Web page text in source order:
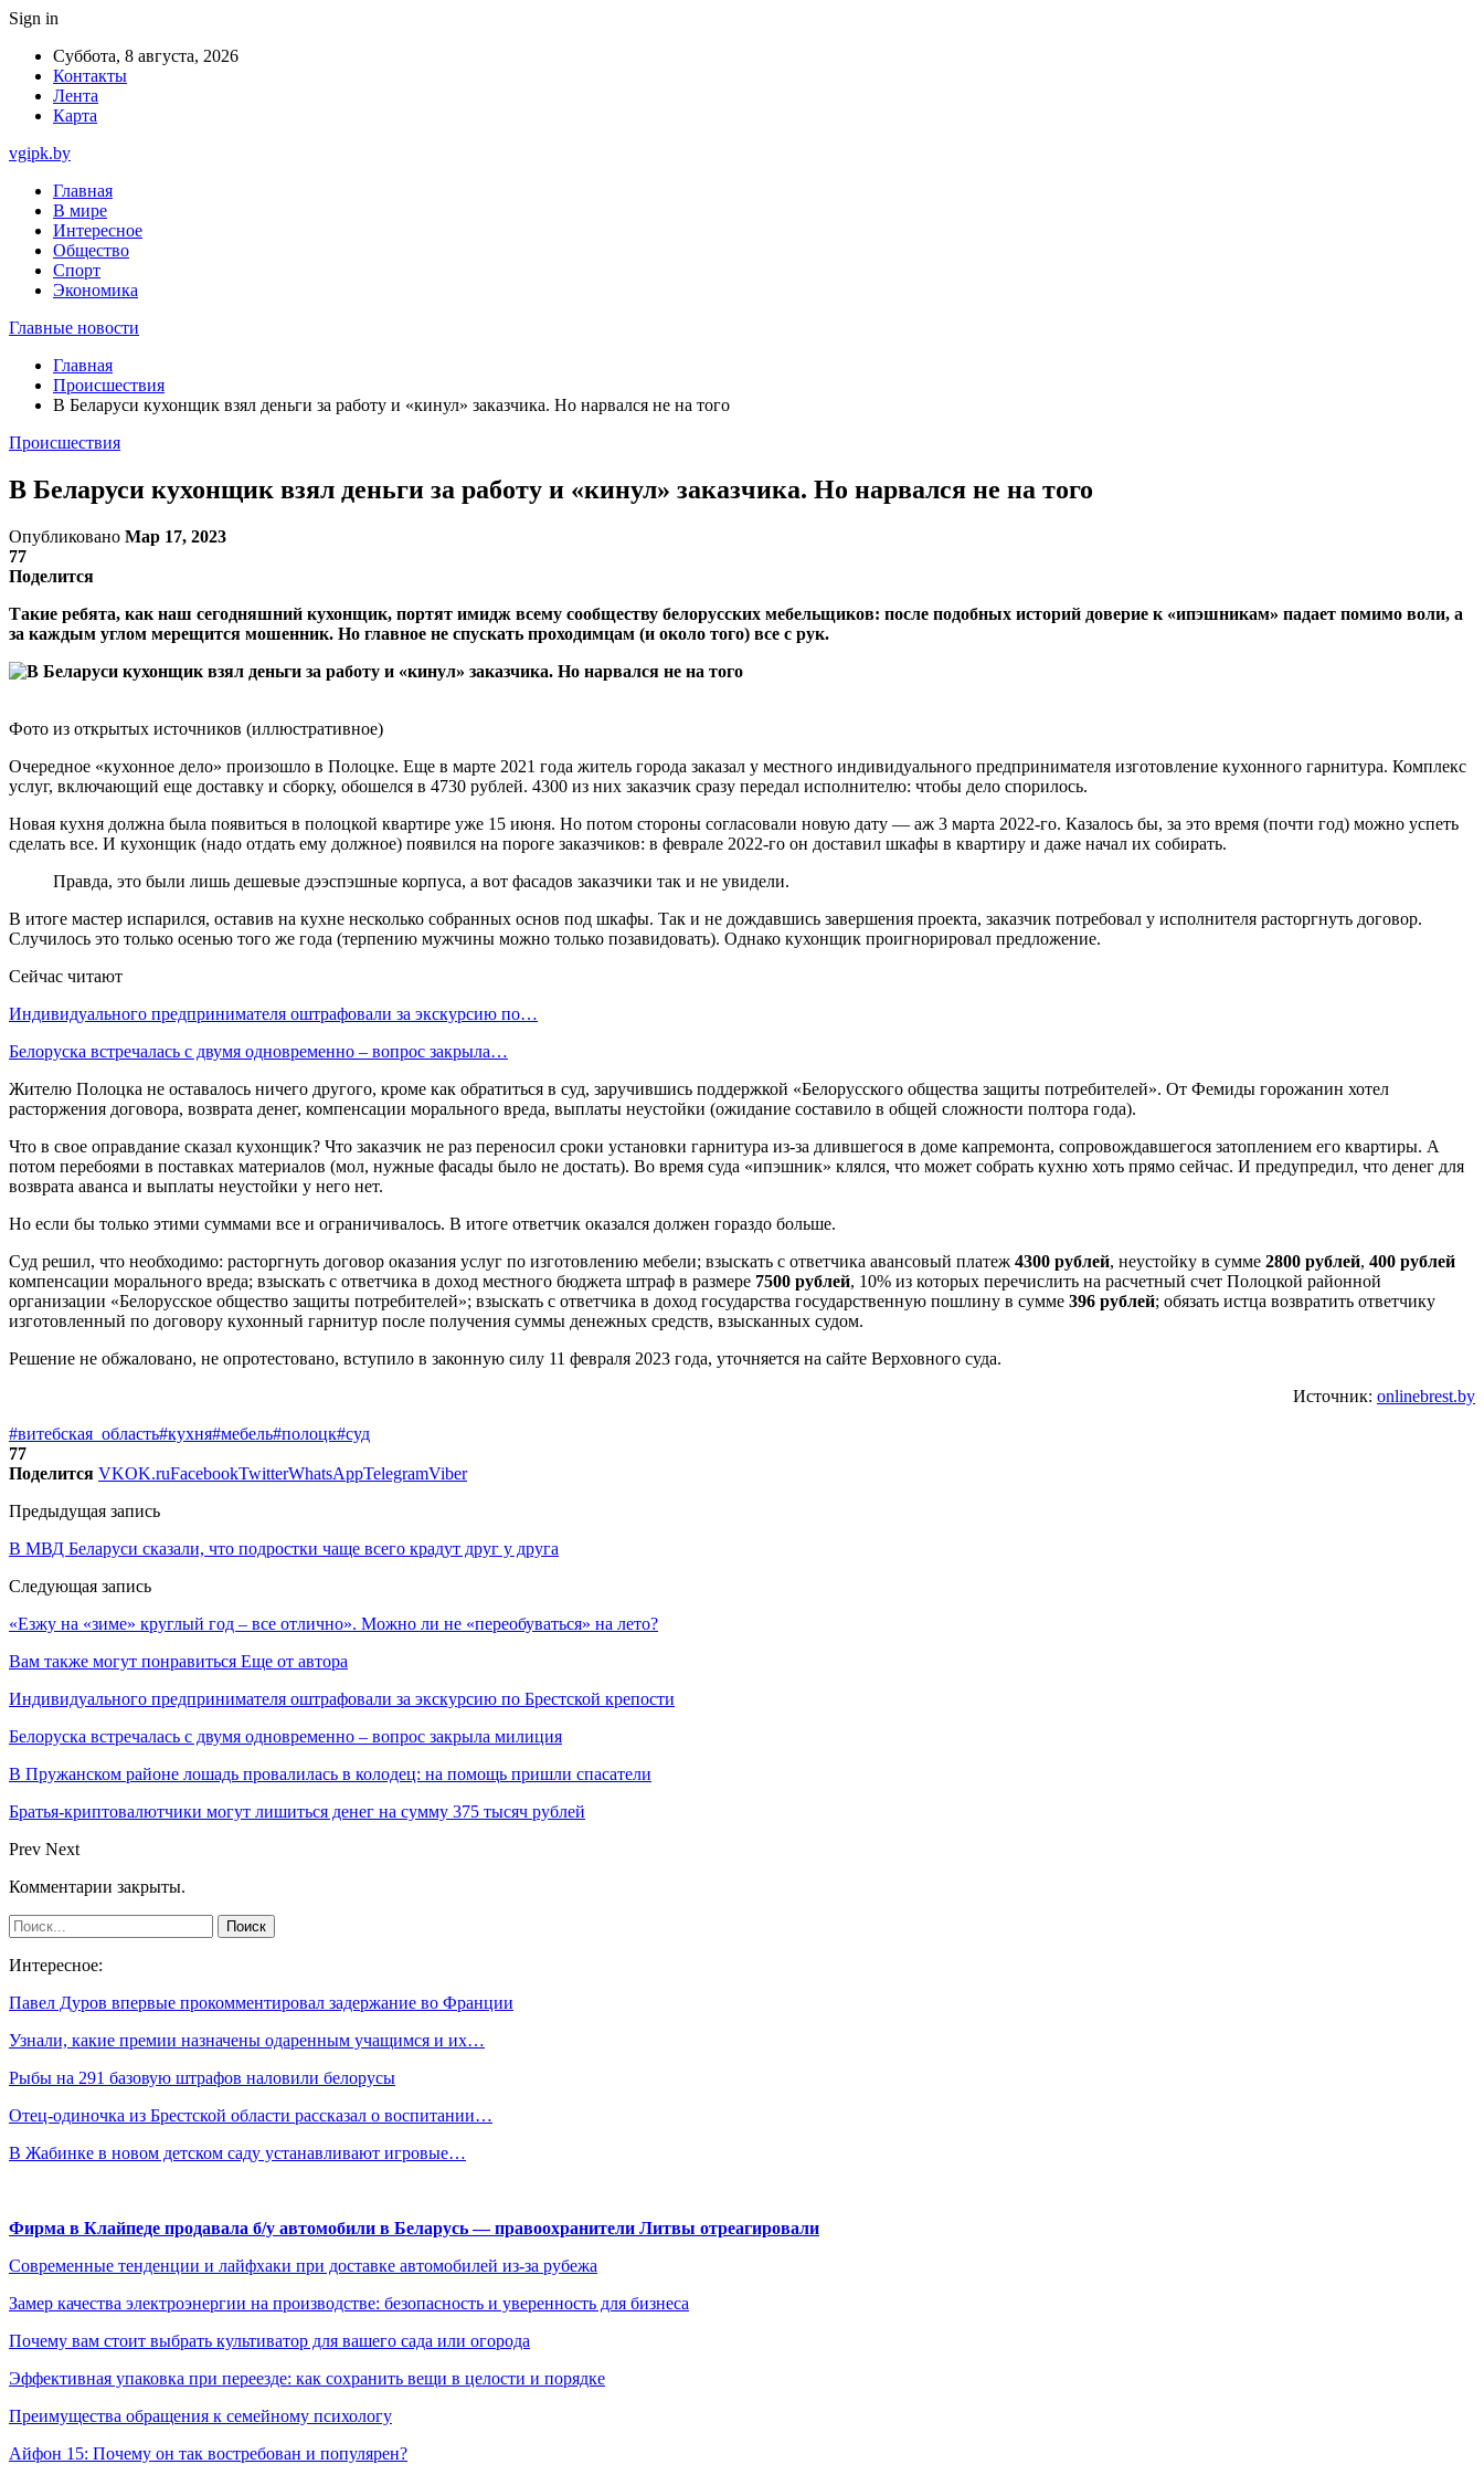
Sign in
Суббота, 8 августа, 2026
Контакты
Лента
Карта
vgipk.by
Главная
В мире
Интересное
Общество
Спорт
Экономика
Главные новости
Главная
Происшествия
В Беларуси кухонщик взял деньги за работу и «кинул» заказчика. Но нарвался не на того
Происшествия
В Беларуси кухонщик взял деньги за работу и «кинул» заказчика. Но нарвался не на того
Опубликовано Мар 17, 2023
77
Поделится
Такие ребята, как наш сегодняшний кухонщик, портят имидж всему сообществу белорусских мебельщиков: после подобных историй доверие к «ипэшникам» падает помимо воли, а
за каждым углом мерещится мошенник. Но главное не спускать проходимцам (и около того) все с рук.
Фото из открытых источников (иллюстративное)
Очередное «кухонное дело» произошло в Полоцке. Еще в марте 2021 года житель города заказал у местного индивидуального предпринимателя изготовление кухонного гарнитура. Комплекс
услуг, включающий еще доставку и сборку, обошелся в 4730 рублей. 4300 из них заказчик сразу передал исполнителю: чтобы дело спорилось.
Новая кухня должна была появиться в полоцкой квартире уже 15 июня. Но потом стороны согласовали новую дату — аж 3 марта 2022-го. Казалось бы, за это время (почти год) можно успеть
сделать все. И кухонщик (надо отдать ему должное) появился на пороге заказчиков: в феврале 2022-го он доставил шкафы в квартиру и даже начал их собирать.
Правда, это были лишь дешевые дээспэшные корпуса, а вот фасадов заказчики так и не увидели.
В итоге мастер испарился, оставив на кухне несколько собранных основ под шкафы. Так и не дождавшись завершения проекта, заказчик потребовал у исполнителя расторгнуть договор.
Случилось это только осенью того же года (терпению мужчины можно только позавидовать). Однако кухонщик проигнорировал предложение.
Сейчас читают
Индивидуального предпринимателя оштрафовали за экскурсию по…
Белоруска встречалась с двумя одновременно – вопрос закрыла…
Жителю Полоцка не оставалось ничего другого, кроме как обратиться в суд, заручившись поддержкой «Белорусского общества защиты потребителей». От Фемиды горожанин хотел
расторжения договора, возврата денег, компенсации морального вреда, выплаты неустойки (ожидание составило в общей сложности полтора года).
Что в свое оправдание сказал кухонщик? Что заказчик не раз переносил сроки установки гарнитура из-за длившегося в доме капремонта, сопровождавшегося затоплением его квартиры. А
потом перебоями в поставках материалов (мол, нужные фасады было не достать). Во время суда «ипэшник» клялся, что может собрать кухню хоть прямо сейчас. И предупредил, что денег для
возврата аванса и выплаты неустойки у него нет.
Но если бы только этими суммами все и ограничивалось. В итоге ответчик оказался должен гораздо больше.
Суд решил, что необходимо: расторгнуть договор оказания услуг по изготовлению мебели; взыскать с ответчика авансовый платеж 4300 рублей, неустойку в сумме 2800 рублей, 400 рублей
компенсации морального вреда; взыскать с ответчика в доход местного бюджета штраф в размере 7500 рублей, 10% из которых перечислить на расчетный счет Полоцкой районной
организации «Белорусское общество защиты потребителей»; взыскать с ответчика в доход государства государственную пошлину в сумме 396 рублей; обязать истца возвратить ответчику
изготовленный по договору кухонный гарнитур после получения суммы денежных средств, взысканных судом.
Решение не обжаловано, не опротестовано, вступило в законную силу 11 февраля 2023 года, уточняется на сайте Верховного суда.
Источник: onlinebrest.by
#витебская_область#кухня#мебель#полоцк#суд
77
Поделится VKOK.ruFacebookTwitterWhatsAppTelegramViber
Предыдущая запись
В МВД Беларуси сказали, что подростки чаще всего крадут друг у друга
Следующая запись
«Езжу на «зиме» круглый год – все отлично». Можно ли не «переобуваться» на лето?
Вам также могут понравиться Еще от автора
Индивидуального предпринимателя оштрафовали за экскурсию по Брестской крепости
Белоруска встречалась с двумя одновременно – вопрос закрыла милиция
В Пружанском районе лошадь провалилась в колодец: на помощь пришли спасатели
Братья-криптовалютчики могут лишиться денег на сумму 375 тысяч рублей
Prev Next
Комментарии закрыты.
Интересное:
Павел Дуров впервые прокомментировал задержание во Франции
Узнали, какие премии назначены одаренным учащимся и их…
Рыбы на 291 базовую штрафов наловили белорусы
Отец-одиночка из Брестской области рассказал о воспитании…
В Жабинке в новом детском саду устанавливают игровые…
Фирма в Клайпеде продавала б/у автомобили в Беларусь — правоохранители Литвы отреагировали
Современные тенденции и лайфхаки при доставке автомобилей из-за рубежа
Замер качества электроэнергии на производстве: безопасность и уверенность для бизнеса
Почему вам стоит выбрать культиватор для вашего сада или огорода
Эффективная упаковка при переезде: как сохранить вещи в целости и порядке
Преимущества обращения к семейному психологу
Айфон 15: Почему он так востребован и популярен?